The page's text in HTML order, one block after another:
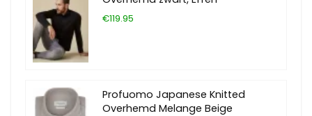
€119.95
Profuomo Japanese Knitted
Overhemd Melange Beige